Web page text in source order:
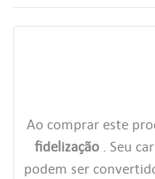
Ao comprar este
fidelização. Seu
podem ser
((LABEL))
desejos.